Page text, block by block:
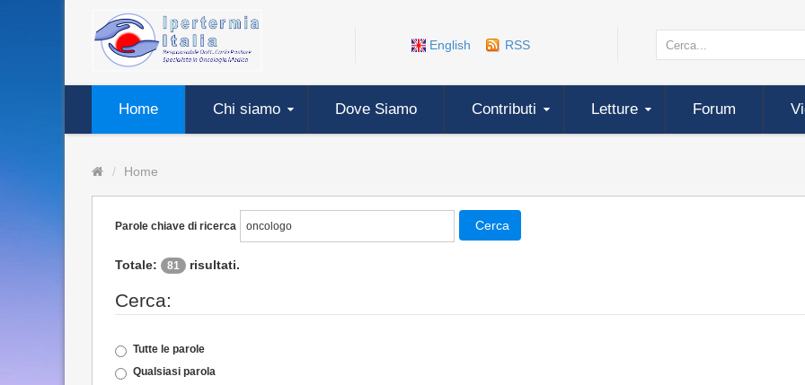
English RSS
Home Chi siamo Dove Siamo Contributi Letture Forum
Home
Parole chiave di ricerca Cerca
Totale: 81 risultati.
Cerca:
Tutte le parole
Qualsiasi parola